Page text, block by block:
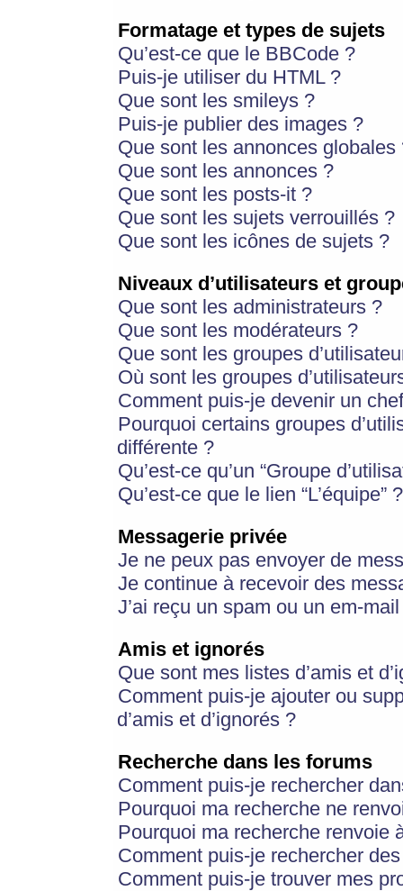
Formatage et types de sujets
Qu’est-ce que le BBCode ?
Puis-je utiliser du HTML ?
Que sont les smileys ?
Puis-je publier des images ?
Que sont les annonces globales
Que sont les annonces ?
Que sont les posts-it ?
Que sont les sujets verrouillés ?
Que sont les icônes de sujets ?
Niveaux d’utilisateurs et
Que sont les administrateurs ?
Que sont les modérateurs ?
Que sont les groupes
Où sont les groupes
Comment puis-je devenir un
Pourquoi certains groupes
différente ?
Qu’est-ce qu’un “Groupe
Qu’est-ce que le lien “L’équipe” ?
Messagerie privée
Je ne peux pas envoyer de
Je continue à recevoir des
J’ai reçu un spam ou un em-
Amis et ignorés
Que sont mes listes d’amis et
Comment puis-je ajouter ou
d’amis et d’ignorés ?
Recherche dans les forums
Comment puis-je rechercher
Pourquoi ma recherche ne
Pourquoi ma recherche renvoie
Comment puis-je rechercher
Comment puis-je trouver mes